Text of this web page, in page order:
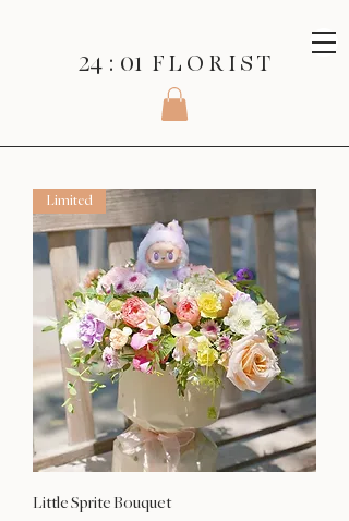
24 : 01 F L O R I S T
Limited
Little Sprite Bouquet